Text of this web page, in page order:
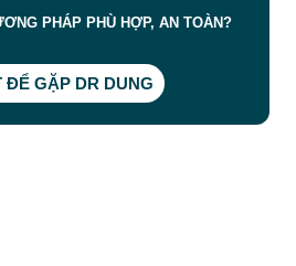
PHÁP PHÙ HỢP, AN TOÀN?
ĐỂ GẶP DR DUNG